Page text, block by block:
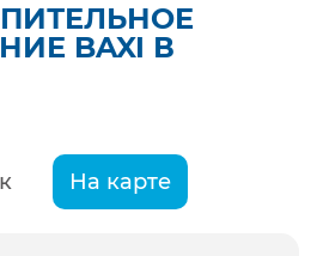
BAXI В
На карте